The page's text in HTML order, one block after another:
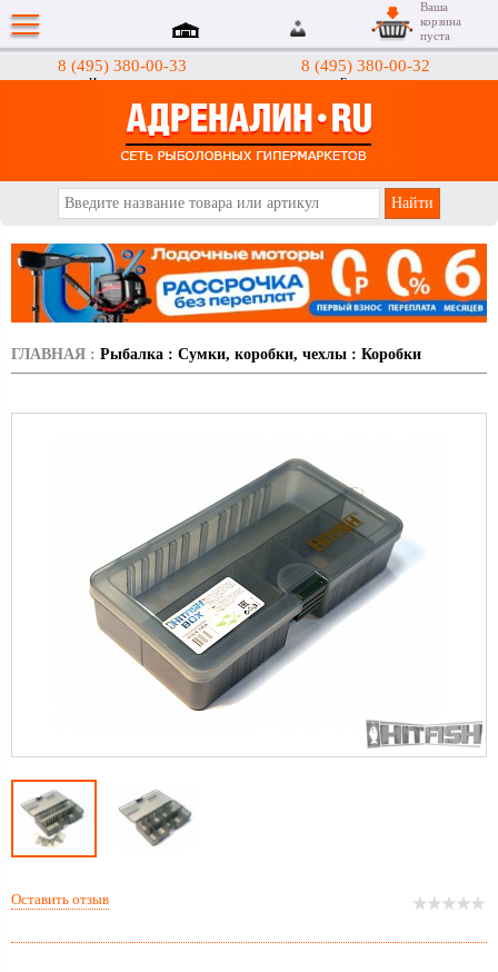
8 (495) 380-00-33
Интернет-магазин
8 (495) 380-00-32
Гипермаркеты
Ваша
корзина
пуста
ГЛАВНАЯ : Рыбалка : Сумки, коробки, чехлы : Коробки
Оставить отзыв